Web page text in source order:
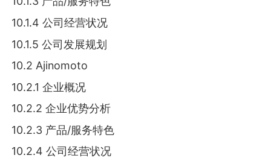
10.1.4 公司经营状况
10.1.5 公司发展规划
10.2 Ajinomoto
10.2.1 企业概况
10.2.2 企业优势分析
10.2.3 产品/服务特色
10.2.4 公司经营状况